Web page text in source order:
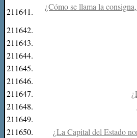
211641.
¿Cómo se llama la
211642.
211643.
211644.
211645.
211646.
211647.
211648.
211649.
211650.
¿La Capital del Estado